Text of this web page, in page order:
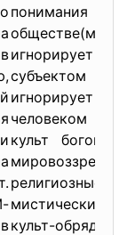
понимания
игнорирует
субъектом и
игнорирует
человеком и
культ богов.
религиозные
культ-